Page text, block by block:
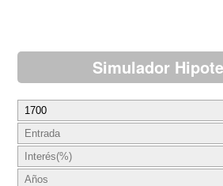
Simulador